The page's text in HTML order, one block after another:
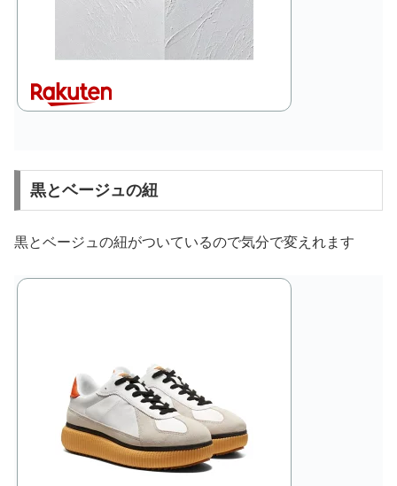
黒とベージュの紐
黒とベージュの紐がついているので気分で変えれます